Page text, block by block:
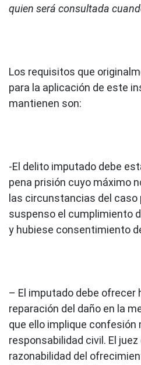
quien será consultada
Los requisitos que
para la aplicación de este
mantienen son:
-El delito imputado debe
pena prisión cuyo máximo
las circunstancias del caso
suspenso el cumplimiento
y hubiese consentimiento
– El imputado debe ofrecer
reparación del daño en la
que ello implique confesión
responsabilidad civil. El
razonabilidad del